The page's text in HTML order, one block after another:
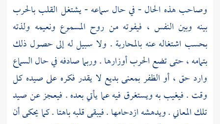
وصاحب هذه الحال - في حال سماعه - يشتغل القلب بالحرب
بينه وبين النفس ، فيفوته من روح المسموع ونعيمه ولذته
بحسب اشتغاله عنه بالمحاربة . ولا سبيل له إلى حصول ذلك
بتمامه ، حتى تضع الحرب أوزارها . وربما صادفه في حال السماع
وارد حق ، أو الظفر بمعنى بديع لا يقدر فكره على صيده كل
وقت . فيغيب به ويستغرق فيه عما يأتي بعده . فيعجز عن صيد
تلك المعاني . ويدهشه ازدحامها . فيبقى قلبه باهتا . كما يحكى أن